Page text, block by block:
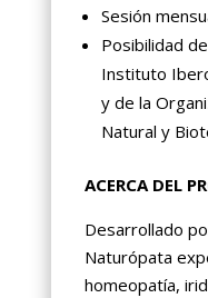
Sesión
Posibilidad
Instituto
y de la
Natural y
ACERCA DEL
Desarrollado
Naturópata
homeopatía,